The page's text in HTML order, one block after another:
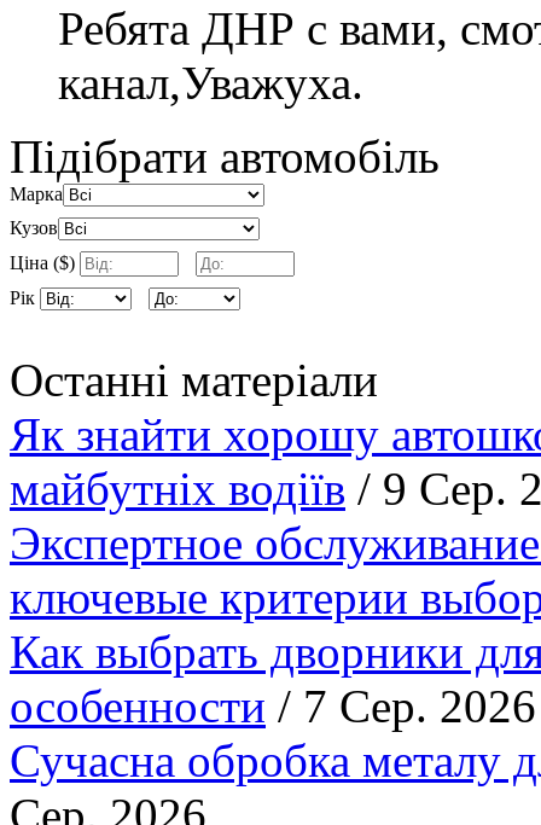
Ребята ДНР с вами,
канал,Уважуха.
Підібрати автомобіль
Марка
Кузов
Ціна ($)
Рік
Останні матеріали
Як знайти хорошу
майбутніх водіїв / 9 Сер.
Экспертное
ключевые критерии
Как выбрать дворники
особенности / 7 Сер. 2026
Сучасна обробка металу
Сер. 2026